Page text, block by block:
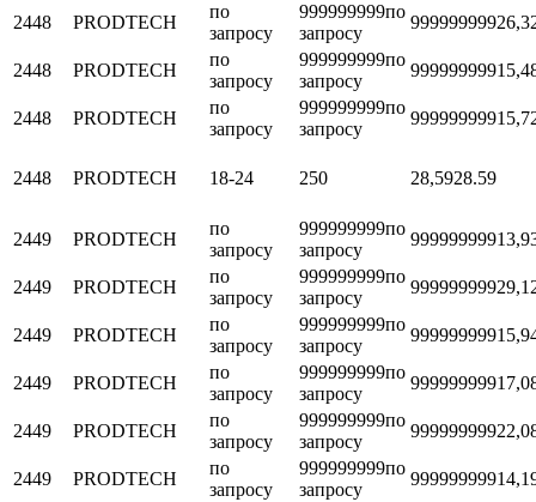
2448 PRODTECH
по
запросу
999999999по
запросу
99999999926,3
2448 PRODTECH
по
запросу
999999999по
запросу
999999999
2448 PRODTECH
по
запросу
999999999по
запросу
999999999
2448 PRODTECH 18-24 250 28,5928.59
2449 PRODTECH
по
запросу
999999999по
запросу
999999999
2449 PRODTECH
по
запросу
999999999по
запросу
99999999929,1
2449 PRODTECH
по
запросу
999999999по
запросу
999999999
2449 PRODTECH
по
запросу
999999999по
запросу
999999999
2449 PRODTECH
по
запросу
999999999по
запросу
999999999
2449 PRODTECH
по
запросу
999999999по
запросу
999999999